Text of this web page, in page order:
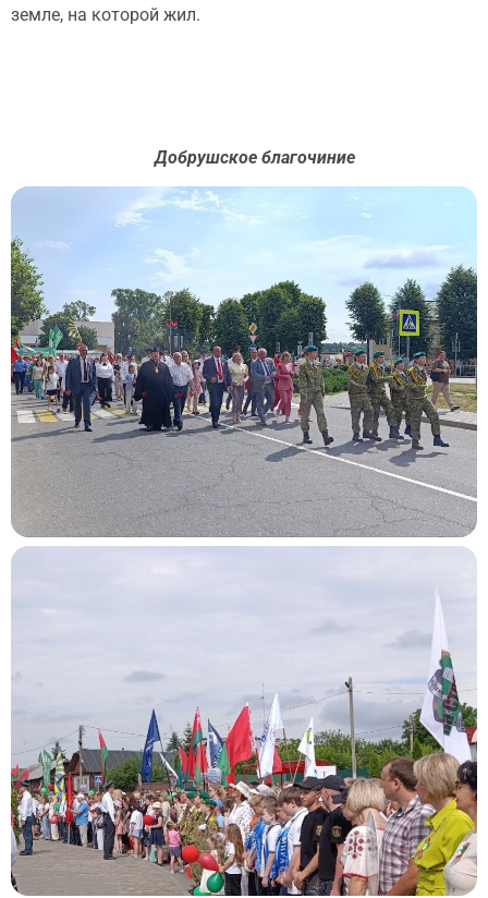
земле, на которой жил.
Добрушское благочиние